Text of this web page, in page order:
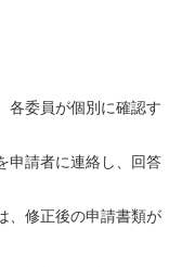
各委員が個別に確認す
申請者に連絡し、回答
、修正後の申請書類が